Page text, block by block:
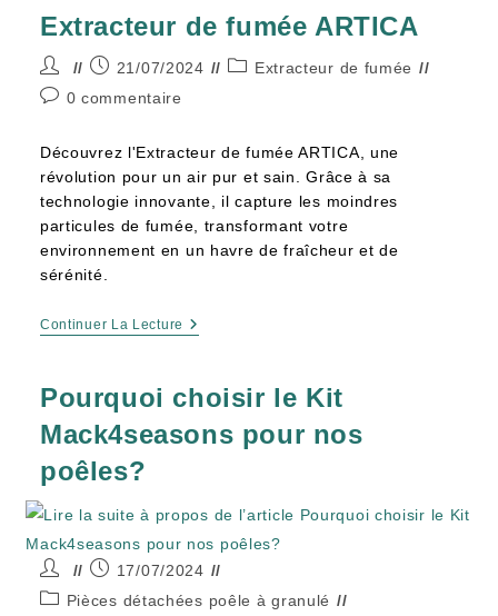
Extracteur de fumée ARTICA
21/07/2024
Extracteur de fumée
0 commentaire
Découvrez l'Extracteur de fumée ARTICA, une
révolution pour un air pur et sain. Grâce à sa
technologie innovante, il capture les moindres
particules de fumée, transformant votre
environnement en un havre de fraîcheur et de
sérénité.
Continuer La Lecture
Pourquoi choisir le Kit
Mack4seasons pour nos
poêles?
17/07/2024
Pièces détachées poêle à granulé